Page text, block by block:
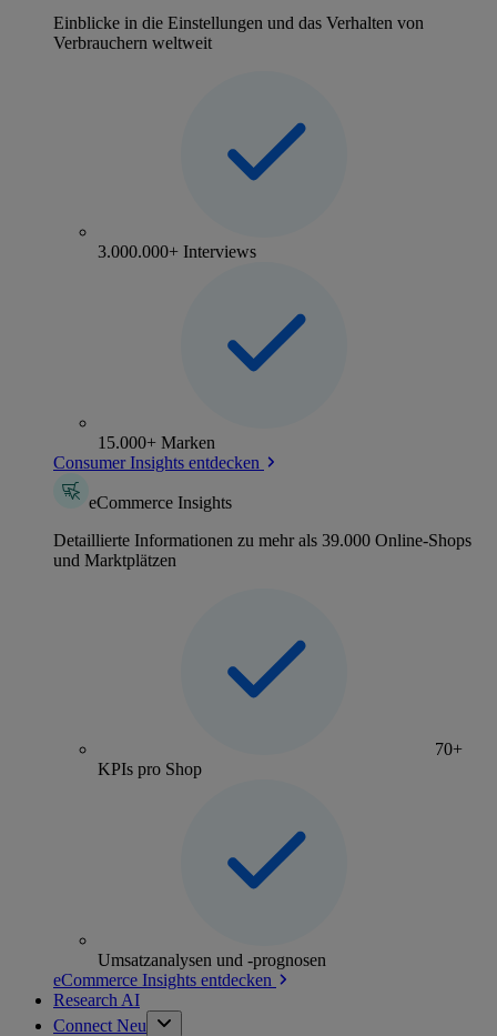
Einblicke in die Einstellungen und das Verhalten von
Verbrauchern weltweit
3.000.000+ Interviews
15.000+ Marken
Consumer Insights entdecken
eCommerce Insights
Detaillierte Informationen zu mehr als 39.000 Online-Shops
und Marktplätzen
70+
KPIs pro Shop
Umsatzanalysen und -prognosen
eCommerce Insights entdecken
Research AI
Connect Neu